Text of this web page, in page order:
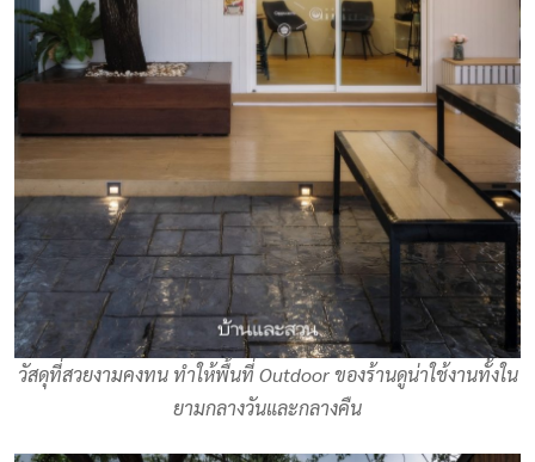
วัสดุที่สวยงามคงทน ทำให้พื้นที่ Outdoor ของร้านดูน่าใช้งานทั้งใน
ยามกลางวันและกลางคืน